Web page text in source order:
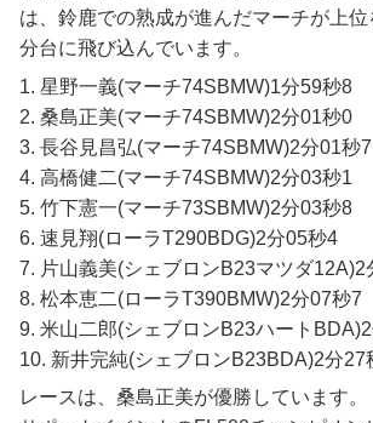
は、鈴鹿での熟成が進んだマーチが上
分台に飛び込んでいます。
1. 星野一義(マーチ74SBMW)1分59秒8
2. 桑島正美(マーチ74SBMW)2分01秒0
3. 長谷見昌弘(マーチ74SBMW)2分01秒7
4. 高橋健二(マーチ74SBMW)2分03秒1
5. 竹下憲一(マーチ73SBMW)2分03秒8
6. 速見翔(ローラT290BDG)2分05秒4
7. 片山義美(シェブロンB23マツダ12A)2
8. 松本恵二(ローラT390BMW)2分07秒7
9. 米山二郎(シェブロンB23ハート
10. 新井完純(シェブロンB23BDA)2分27
レースは、桑島正美が優勝しています。